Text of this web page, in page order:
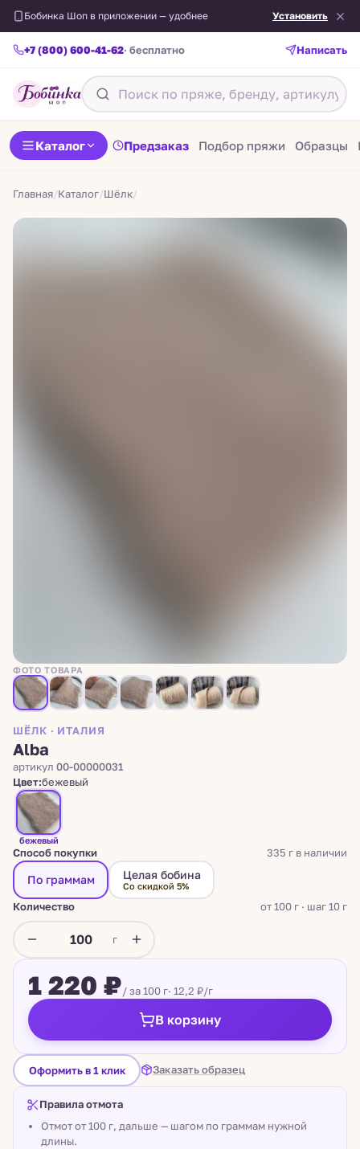
Бобинка Шоп в приложении — удобнее Установить
+7 (800) 600-41-62· бесплатно Написать
Каталог Предзаказ Подбор пряжи Образцы
Главная/Каталог/Шёлк/
ФОТО ТОВАРА
ШЁЛК · ИТАЛИЯ
Alba
артикул 00-00000031
Цвет:бежевый
бежевый
Способ покупки 335 г в наличии
По граммам Целая бобина
Со скидкой 5%
Количество от 100 г · шаг 10 г
г
1 220 ₽/ за 100 г· 12,2 ₽/г
В корзину
Оформить в 1 клик Заказать образец
Правила отмота
Отмот от 100 г, дальше — шагом по граммам нужной
длины.